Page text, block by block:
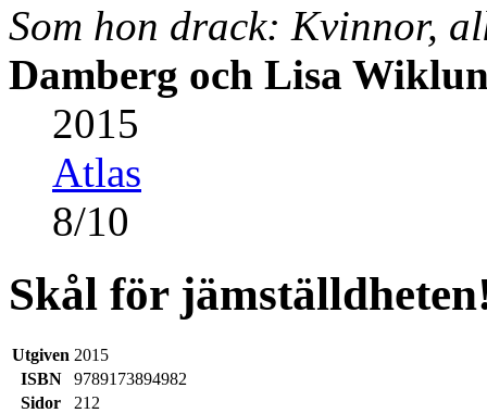
Som hon drack: Kvinnor,
Damberg och Lisa
2015
Atlas
8/10
Skål för
Utgiven 2015
ISBN
9789173894982
Sidor
212